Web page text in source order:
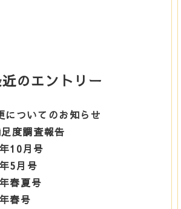
のエントリー
についてのお知らせ
度調査報告
10月号
5月号
春夏号
春号